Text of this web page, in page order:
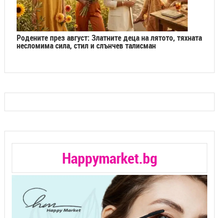
Родените през август: Златните деца на лятото, тяхната
несломима сила, стил и слънчев талисман
Happymarket.bg